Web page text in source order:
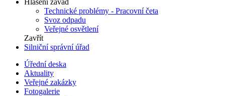
Hlášení závad
Technické problémy - Pracovní četa
Svoz odpadu
Veřejné osvětlení
Zavřít
Silniční správní úřad
Úřední deska
Aktuality
Veřejné zakázky
Fotogalerie